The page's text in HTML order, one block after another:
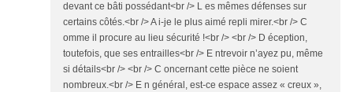
devant ce bâti possédant<br /> L es mêmes défenses sur
certains côtés.<br /> A i-je le plus aimé repli mirer.<br /> C
omme il procure au lieu sécurité !<br /> <br /> D éception,
toutefois, que ses entrailles<br /> E ntrevoir n’ayez pu, même
si détails<br /> <br /> C oncernant cette pièce ne soient
nombreux.<br /> E n général, est-ce espace assez « creux »,